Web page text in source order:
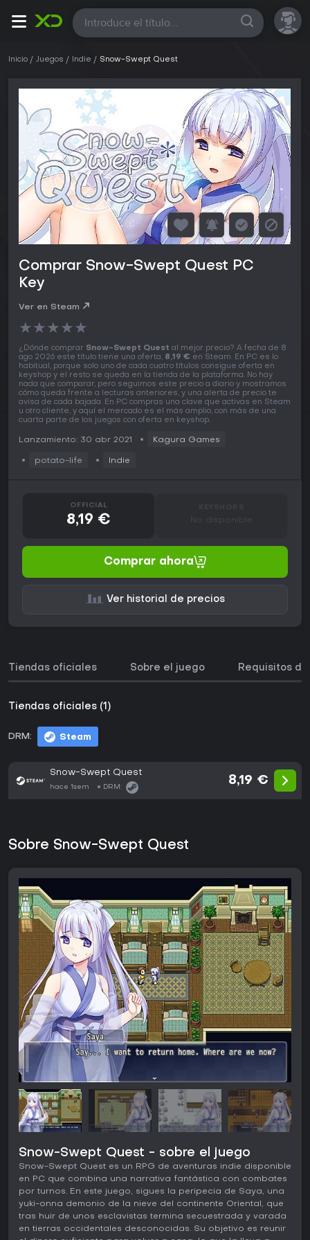
Todas
Inicio Juegos Indie Snow-Swept Quest
Comprar Snow-Swept Quest PC
Key
Ver en Steam
★★★★★
¿Dónde comprar Snow-Swept Quest al mejor precio? A fecha de 8
ago 2026 este título tiene una oferta, 8,19 € en Steam. En PC es lo
habitual, porque solo uno de cada cuatro títulos consigue oferta en
keyshop y el resto se queda en la tienda de la plataforma. No hay
nada que comparar, pero seguimos este precio a diario y mostramos
cómo queda frente a lecturas anteriores, y una alerta de precio te
avisa de cada bajada. En PC compras una clave que activas en Steam
u otro cliente, y aquí el mercado es el más amplio, con más de una
cuarta parte de los juegos con oferta en keyshop.
Lanzamiento: 30 abr 2021 Kagura Games
potato-life Indie
OFFICIAL
8,19 € No disponible
Comprar ahora
Ver historial de precios
Tiendas oficiales Sobre el juego Requisitos
Tiendas oficiales (1)
DRM: Steam
Snow-Swept Quest
hace 1sem DRM:
8,19 €
Sobre Snow-Swept Quest
Snow-Swept Quest - sobre el juego
Snow-Swept Quest es un RPG de aventuras indie disponible
en PC que combina una narrativa fantástica con combates
por turnos. En este juego, sigues la peripecia de Saya, una
yuki-onna demonio de la nieve del continente Oriental, que
tras huir de unos esclavistas termina secuestrada y varada
en tierras occidentales desconocidas. Su objetivo es reunir